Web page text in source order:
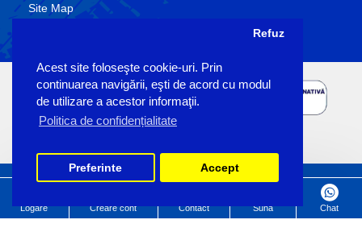
Acest site foloseşte cookie-uri. Prin
continuarea navigării, eşti de acord cu modul
de utilizare a acestor informaţii.
Politica de confidențialitate
Refuz
Preferinte Accept
Site Map
Copyright Sigemo © 2023
Logare Creare cont Contact Suna Chat